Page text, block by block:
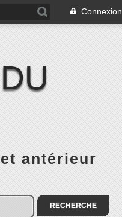
Connexion
et antérieur